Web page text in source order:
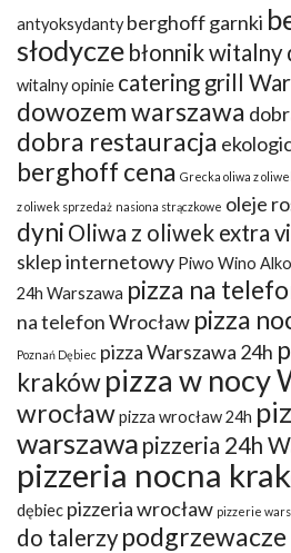
antyoksydanty berghoff garnki
słodycze błonnik witalny
witalny opinie catering grill
dowozem warszawa
dobra restauracja
berghoff cena Grecka oliwa z
z oliwek sprzedaż nasiona strączkowe oleje
dyni Oliwa z oliwek extra
sklep internetowy Piwo Wino
24h Warszawa pizza na
na telefon Wrocław pizza
Poznań Dębiec pizza Warszawa 24h
krakówpizza w nocy
wrocławpizza wrocław 24h
warszawa pizzeria 24h
pizzeria nocna
dębiec pizzeria wrocław pizzerie
do talerzy